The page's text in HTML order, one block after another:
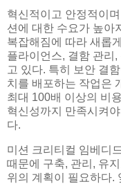
혁신적이고 안정적이
션에 대한 수요가 높아
복잡해짐에 따라 새롭
플라이언스, 결함 관리
고 있다. 특히 보안 결
치를 배포하는 작업은
최대 100배 이상의 비
혁신성까지 만족시켜
다.
미션 크리티컬 임베디
때문에 구축, 관리, 유
위의 계획이 필요하다.